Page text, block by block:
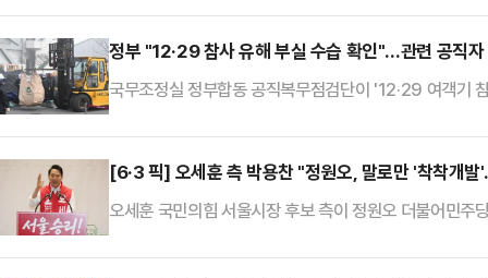
대표는 30일 서울 동작구 노량진 수산시장을 방문한 뒤
있다"며 "별도 일정으로 움직이는 것이 훨씬 효율적이라
해"라고 선을 그었다.이어 주말 부산·대구시장 후보 개소
정부 "12·29 참사 유해 부실 수습 확인"…관련 공직
국무조정실 정부합동 공직복무점검단이 '12·29 여객기
돼 사회적 논란이 된 것과 관련해, 사고 초기 유해 수습
를 발표했다.점검은 지난 3월 23일부터 4월 24일까지
사고조사위원회, 국토교통부, 경찰(전남경찰청), 소…
[6·3 픽] 오세훈 측 박용찬 "정원오, 말로만 '착착개
오세훈 국민의힘 서울시장 후보 측이 정원오 더불어민주
차게 내놓은 1호 공약 '착착 개발'은 선거용으로 급조된